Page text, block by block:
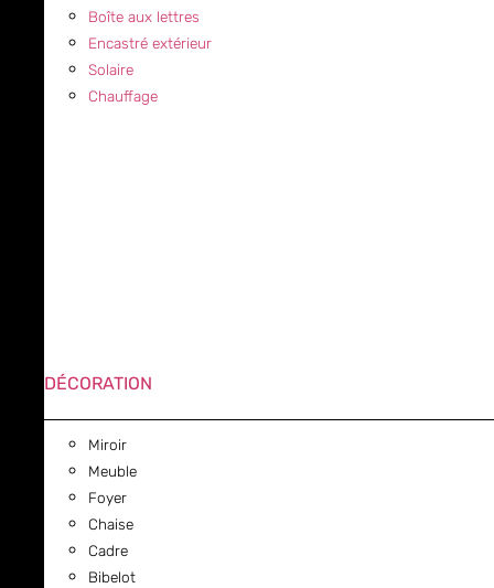
Boîte aux lettres
Encastré extérieur
Solaire
Chauffage
DÉCORATION
Miroir
Meuble
Foyer
Chaise
Cadre
Bibelot